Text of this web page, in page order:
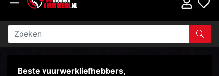
Beste vuurwerkliefhebbers,